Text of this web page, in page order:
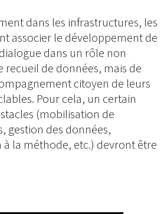
dans les infrastructures, les
associer le développement de
dans un rôle non
recueil de données, mais de
citoyen de leurs
Pour cela, un certain
(mobilisation de
gestion des données,
la méthode, etc.) devront être